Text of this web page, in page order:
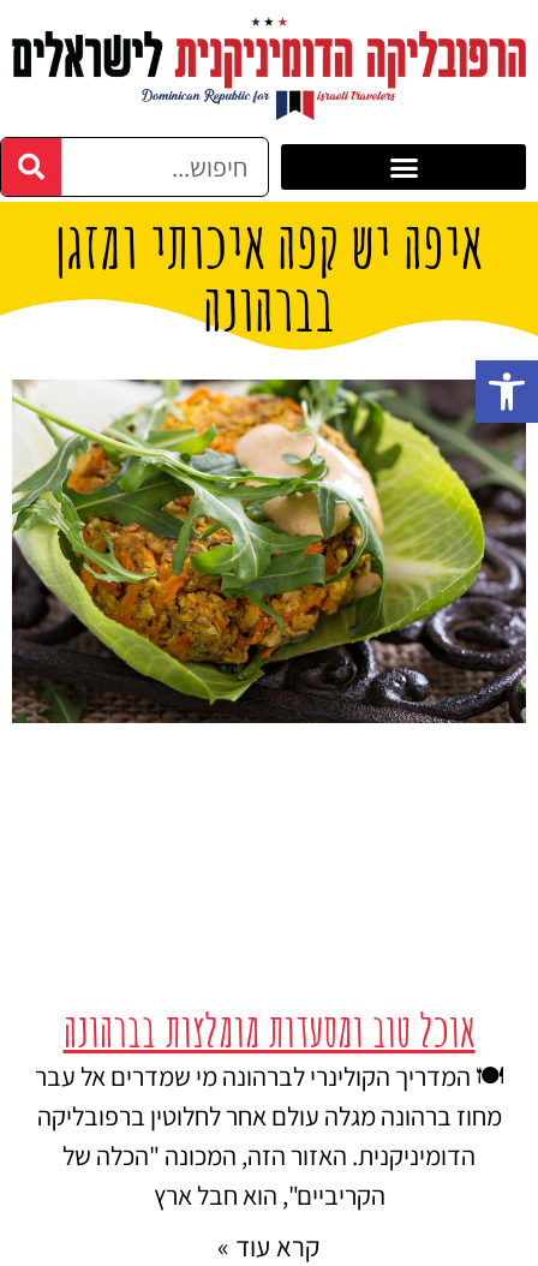
איפה יש קפה איכותי ומזגן
בברהונה
אוכל טוב ומסעדות מומלצות בברהונה
🍽️ המדריך הקולינרי לברהונה מי שמדרים אל עבר
מחוז ברהונה מגלה עולם אחר לחלוטין ברפובליקה
הדומיניקנית. האזור הזה, המכונה "הכלה של
הקריביים", הוא חבל ארץ
קרא עוד »
פתח סרגל נגישות